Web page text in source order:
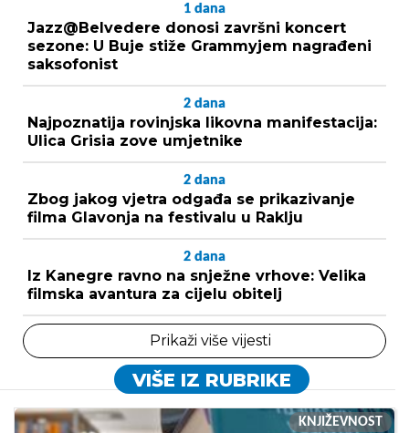
1 dana
Jazz@Belvedere donosi završni koncert
sezone: U Buje stiže Grammyjem nagrađeni
saksofonist
2 dana
Najpoznatija rovinjska likovna manifestacija:
Ulica Grisia zove umjetnike
2 dana
Zbog jakog vjetra odgađa se prikazivanje
filma Glavonja na festivalu u Raklju
2 dana
Iz Kanegre ravno na snježne vrhove: Velika
filmska avantura za cijelu obitelj
Prikaži više vijesti
VIŠE IZ RUBRIKE
KNJIŽEVNOST